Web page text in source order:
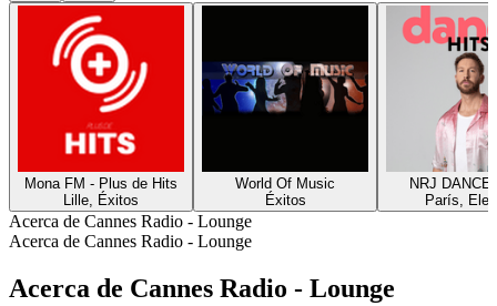
Mona FM - Plus de Hits
Lille, Éxitos
World Of Music
Éxitos
NRJ DANCE
París,
Acerca de Cannes Radio - Lounge
Acerca de Cannes Radio - Lounge
Acerca de Cannes Radio - Lounge